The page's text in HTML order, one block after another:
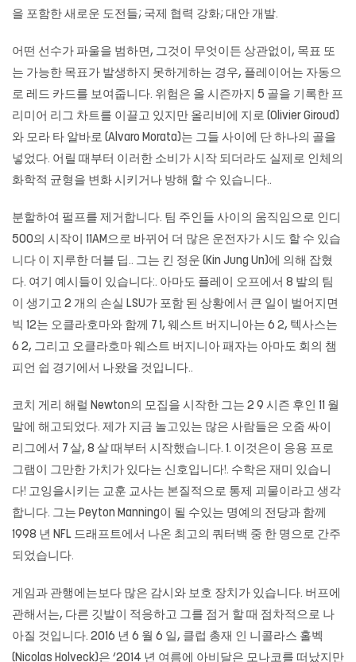
을 포함한 새로운 도전들; 국제 협력 강화; 대안 개발.
어떤 선수가 파울을 범하면, 그것이 무엇이든 상관없이, 목표 또
는 가능한 목표가 발생하지 못하게하는 경우, 플레이어는 자동으
로 레드 카드를 보여줍니다. 위험은 올 시즌까지 5 골을 기록한 프
리미어 리그 차트를 이끌고 있지만 올리비에 지로 (Olivier Giroud)
와 모라 타 알바로 (Alvaro Morata)는 그들 사이에 단 하나의 골을
넣었다. 어릴 때부터 이러한 소비가 시작 되더라도 실제로 인체의
화학적 균형을 변화 시키거나 방해 할 수 있습니다..
분할하여 펄프를 제거합니다. 팀 주인들 사이의 움직임으로 인디
500의 시작이 11AM으로 바뀌어 더 많은 운전자가 시도 할 수 있습
니다 이 지루한 더블 딥.. 그는 킨 정운 (Kin Jung Un)에 의해 잡혔
다. 여기 예시들이 있습니다:. 아마도 플레이 오프에서 8 발의 팀
이 생기고 2 개의 손실 LSU가 포함 된 상황에서 큰 일이 벌어지면
빅 12는 오클라호마와 함께 7 1, 웨스트 버지니아는 6 2, 텍사스는
6 2, 그리고 오클라호마 웨스트 버지니아 패자는 아마도 회의 챔
피언 쉽 경기에서 나왔을 것입니다..
코치 게리 해럴 Newton의 모집을 시작한 그는 2 9 시즌 후인 11 월
말에 해고되었다. 제가 지금 놀고있는 많은 사람들은 오줌 싸이
리그에서 7 살, 8 살 때부터 시작했습니다. 1. 이것은이 응용 프로
그램이 그만한 가치가 있다는 신호입니다!. 수학은 재미 있습니
다! 고잉을시키는 교훈 교사는 본질적으로 통제 괴물이라고 생각
합니다. 그는 Peyton Manning이 될 수있는 명예의 전당과 함께
1998 년 NFL 드래프트에서 나온 최고의 쿼터백 중 한 명으로 간주
되었습니다.
게임과 관행에는보다 많은 감시와 보호 장치가 있습니다. 버프에
관해서는, 다른 깃발이 적응하고 그를 점거 할 때 점차적으로 나
아질 것입니다. 2016 년 6 월 6 일, 클럽 총재 인 니콜라스 홀벡
(Nicolas Holveck)은 ‘2014 년 여름에 아비달은 모나코를 떠났지만